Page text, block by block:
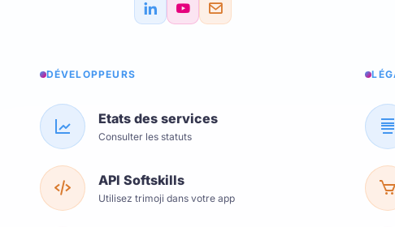
DÉVELOPPEURS
Etats des services
Consulter les statuts
API Softskills
Utilisez trimoji dans votre app